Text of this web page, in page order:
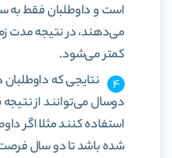
است و داوطلبان فقط
می‌دهند، در نتیجه مدت
کمتر می‌شود.
نتایجی که داوطلبان
دوسال می‌توانند از
استفاده کنند مثلا اگر
شده باشد تا دو سال